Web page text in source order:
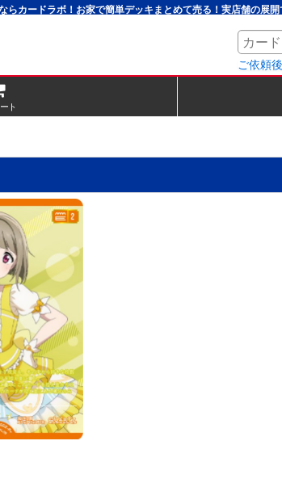
カードラボ！お家で簡単デッキまとめて売る！実店舗の展開
ご依頼
ト